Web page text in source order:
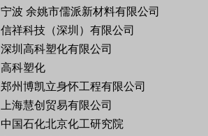
宁波 余姚市儒派新材料有限公司
信祥科技（深圳）有限公司
深圳高科塑化有限公司
高科塑化
郑州博凯立身怀工程有限公司
上海慧创贸易有限公司
中国石化北京化工研究院